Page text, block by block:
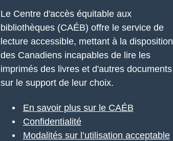
Le Centre d'accès équitable aux
bibliothèques (CAÉB) offre le service de
lecture accessible, mettant à la disposition
des Canadiens incapables de lire les
imprimés des livres et d'autres documents
sur le support de leur choix.
En savoir plus sur le CAÉB
Confidentialité
Modalités sur l’utilisation acceptable